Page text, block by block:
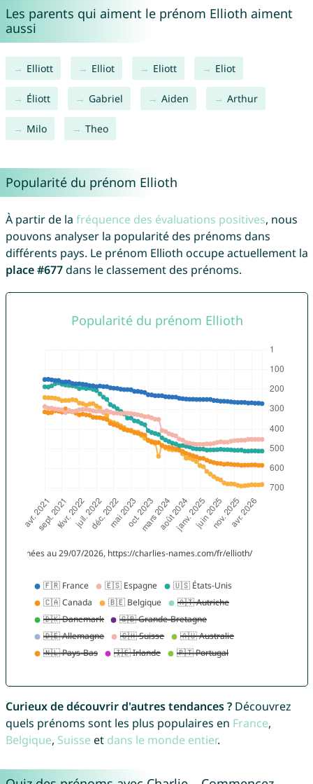
Les parents qui aiment le prénom Ellioth aiment
aussi
Elliott Elliot Eliott Eliot
Éliott Gabriel Aiden Arthur
Milo Theo
Popularité du prénom Ellioth
À partir de la fréquence des évaluations positives, nous
pouvons analyser la popularité des prénoms dans
différents pays. Le prénom Ellioth occupe actuellement la
place #677dans le classement des prénoms.
Curieux de découvrir d'autres tendances ?Découvrez
quels prénoms sont les plus populaires en France,
Belgique, Suisse et dans le monde entier.